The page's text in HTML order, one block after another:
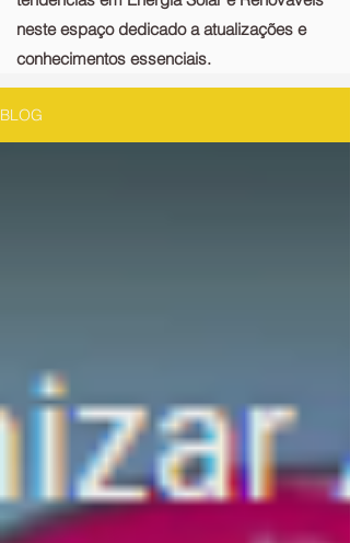
neste espaço dedicado a atualizações e
conhecimentos essenciais.
BLOG